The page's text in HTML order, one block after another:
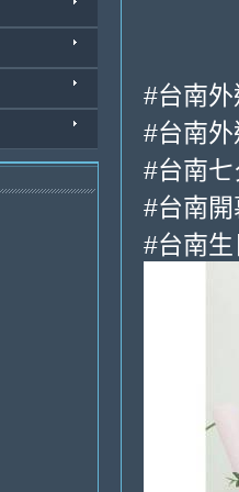
#台南
#台南
#台南
#台南
#台南